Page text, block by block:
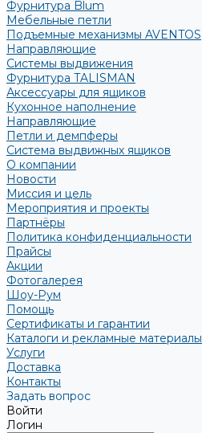
Фурнитура Blum
Мебельные петли
Подъемные механизмы AVENTOS
Направляющие
Системы выдвижения
Фурнитура TALISMAN
Аксессуары для ящиков
Кухонное наполнение
Направляющие
Петли и демпферы
Система выдвижных ящиков
О компании
Новости
Миссия и цель
Мероприятия и проекты
Партнёры
Политика конфиденциальности
Прайсы
Акции
Фотогалерея
Шоу-Рум
Помощь
Сертификаты и гарантии
Каталоги и рекламные материалы
Услуги
Доставка
Контакты
Задать вопрос
Войти
Логин